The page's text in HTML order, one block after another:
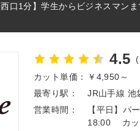
口1分】学生からビジネスマン
4.5
カット単価：
￥4,950～
最寄り駅：
JR山手線 池
営業時間：
【平日】パ
18:00 カッ